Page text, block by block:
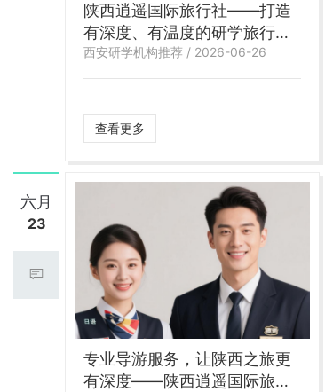
陕西逍遥国际旅行社——打造
有深度、有温度的研学旅行服
务
西安研学机构推荐 / 2026-06-26
查看更多
六月
23
专业导游服务，让陕西之旅更
有深度——陕西逍遥国际旅行